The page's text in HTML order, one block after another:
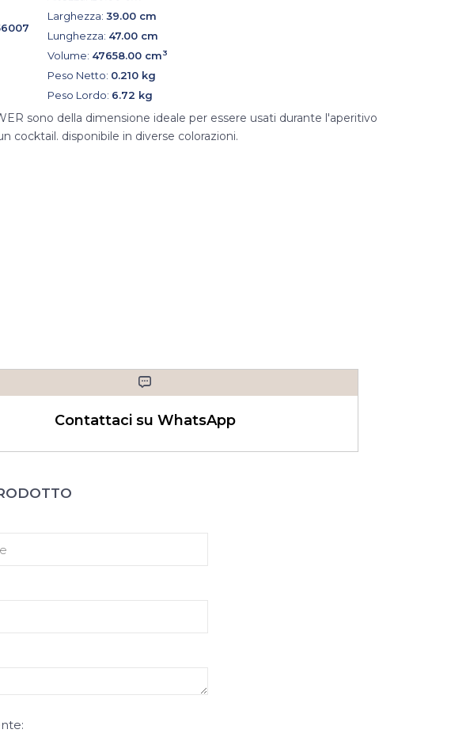
Larghezza:39.00 cm
Lunghezza: 47.00 cm
Volume: 47658.00 cm3
Peso Netto: 0.210 kg
Peso Lordo: 6.72 kg
sono della dimensione ideale per essere usati durante l'aperitivo
cocktail. disponibile in diverse colorazioni.
Contattaci su WhatsApp